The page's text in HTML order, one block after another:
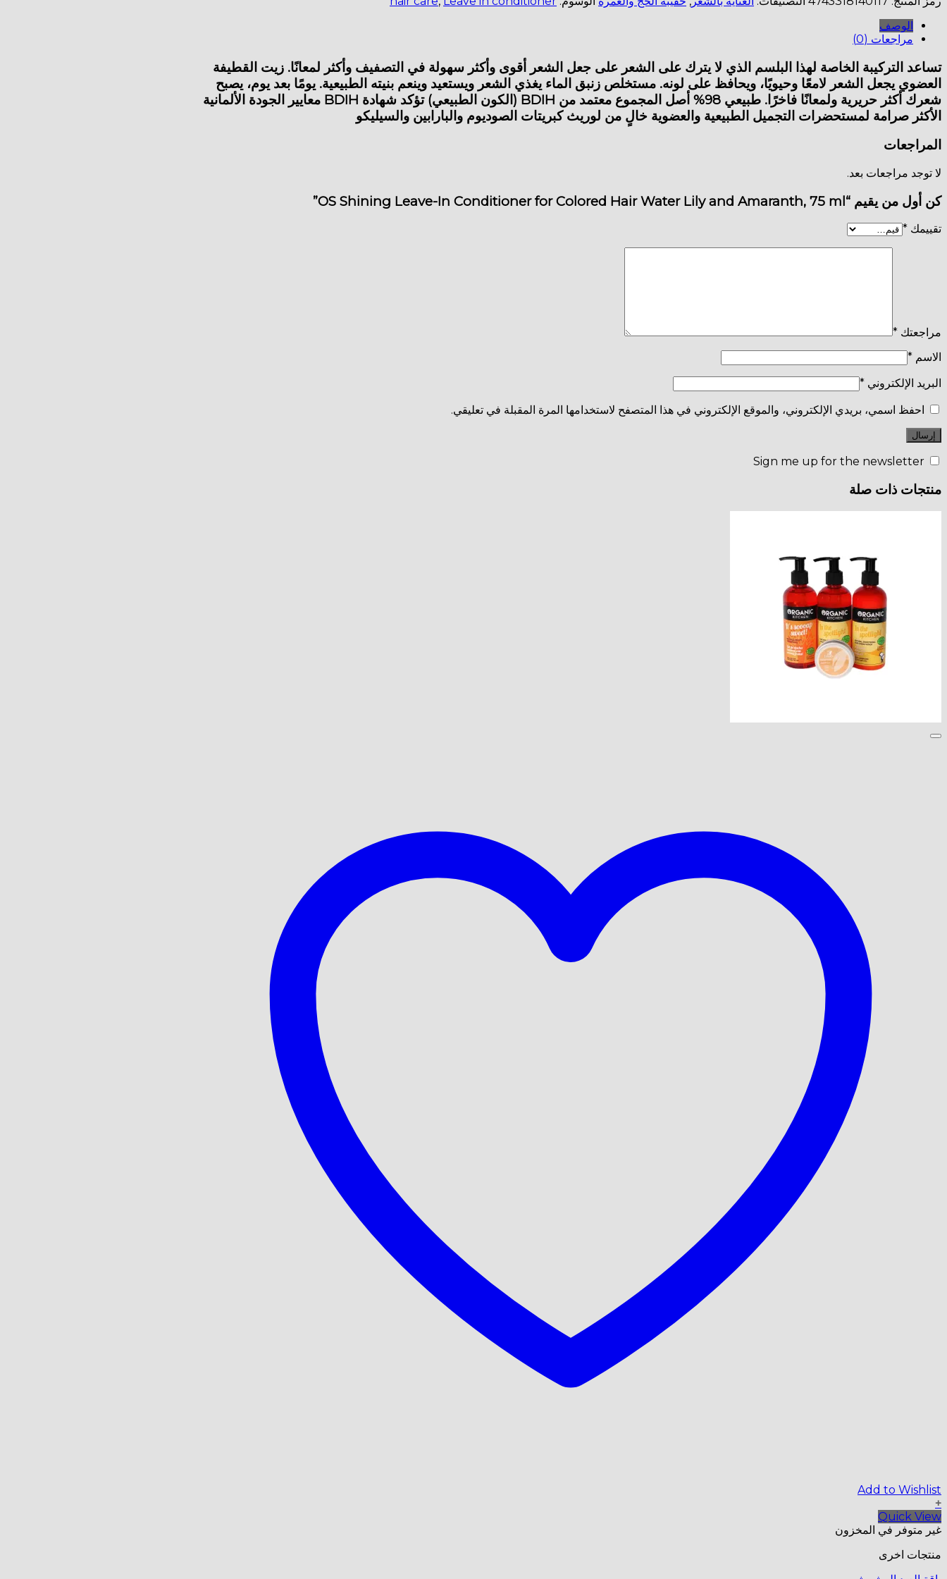
Leave-
Conditioner
Colored
Hair
Water
Lily
and
75
الوصف
مراجعات (0)
تساعد التركيبة الخاصة لهذا البلسم الذي لا يترك على الشعر على جعل الشعر أقوى وأكثر سهولة في التصفيف وأكثر لمعانًا. زيت القطيفة
العضوي يجعل الشعر لامعًا وحيويًا، ويحافظ على لونه. مستخلص زنبق الماء يغذي الشعر ويستعيد وينعم بنيته الطبيعية. يومًا بعد يوم، يصبح
شعرك أكثر حريرية ولمعانًا فاخرًا. طبيعي 98% أصل المجموع معتمد من BDIH (الكون الطبيعي) تؤكد شهادة BDIH معايير الجودة الألمانية
الأكثر صرامة لمستحضرات التجميل الطبيعية والعضوية خالٍ من لوريث كبريتات الصوديوم والبارابين والسيليكو
المراجعات
لا توجد مراجعات بعد.
كن أول من يقيم “OS Shining Leave-In Conditioner for Colored Hair Water Lily and Amaranth, 75 ml”
تقييمك *
مراجعتك *
الاسم *
البريد الإلكتروني *
احفظ اسمي، بريدي الإلكتروني، والموقع الإلكتروني في هذا المتصفح لاستخدامها المرة المقبلة في تعليقي.
منتجات ذات صلة
Add to Wishlist
+
Quick View
غير متوفر في المخزون
منتجات اخرى